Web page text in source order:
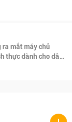
ra mắt máy chủ
thực dành cho dân